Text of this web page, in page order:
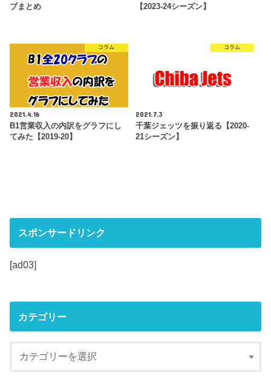
ブまとめ
【2023-24シーズン】
コラム
2021.4.16
B1営業収入の内訳をグラフにし
てみた【2019-20】
コラム
2021.7.3
千葉ジェッツを振り返る【2020-
21シーズン】
スポンサードリンク
[ad03]
カテゴリー